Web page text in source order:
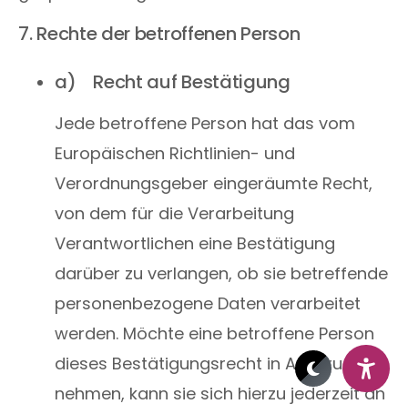
7. Rechte der betroffenen Person
a) Recht auf Bestätigung
Jede betroffene Person hat das vom
Europäischen Richtlinien- und
Verordnungsgeber eingeräumte Recht,
von dem für die Verarbeitung
Verantwortlichen eine Bestätigung
darüber zu verlangen, ob sie betreffende
personenbezogene Daten verarbeitet
werden. Möchte eine betroffene Person
dieses Bestätigungsrecht in Anspruch
nehmen, kann sie sich hierzu jederzeit an